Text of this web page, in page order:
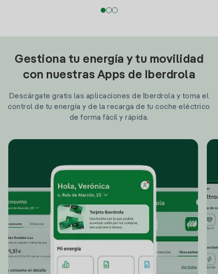
Gestiona tu energía y tu movilidad
con nuestras Apps de Iberdrola
Descárgate gratis las aplicaciones de Iberdrola y toma el
control de tu energía y de la recarga de tu coche eléctrico
de forma fácil y rápida.